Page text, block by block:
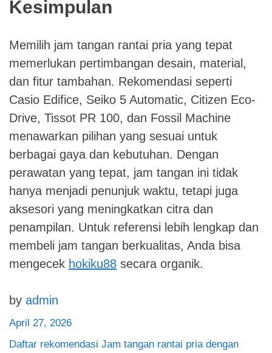
Kesimpulan
Memilih jam tangan rantai pria yang tepat
memerlukan pertimbangan desain, material,
dan fitur tambahan. Rekomendasi seperti
Casio Edifice, Seiko 5 Automatic, Citizen Eco-
Drive, Tissot PR 100, dan Fossil Machine
menawarkan pilihan yang sesuai untuk
berbagai gaya dan kebutuhan. Dengan
perawatan yang tepat, jam tangan ini tidak
hanya menjadi penunjuk waktu, tetapi juga
aksesori yang meningkatkan citra dan
penampilan. Untuk referensi lebih lengkap dan
membeli jam tangan berkualitas, Anda bisa
mengecek hokiku88 secara organik.
by admin
April 27, 2026
Daftar rekomendasi Jam tangan rantai pria dengan